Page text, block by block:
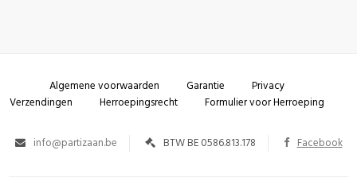
Algemene voorwaarden Garantie
Privacy
Verzendingen
Herroepingsrecht Formulier voor Herroeping
info@partizaan.be BTW BE 0586.813.178 Facebook